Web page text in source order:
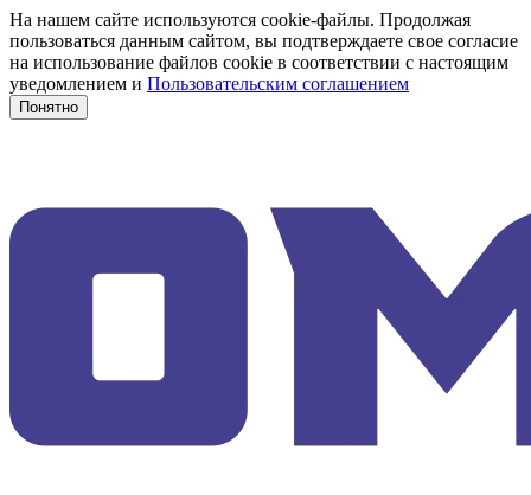
На нашем сайте используются cookie-файлы. Продолжая
пользоваться данным сайтом, вы подтверждаете свое согласие
на использование файлов cookie в соответствии с настоящим
уведомлением и Пользовательским соглашением
Понятно